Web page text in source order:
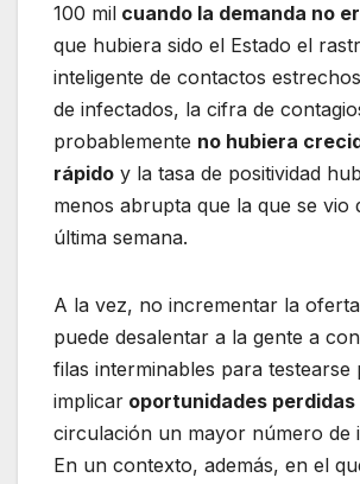
100 mil cuando la demanda no
que hubiera sido el Estado el
inteligente de contactos estrechos
de infectados, la cifra de
probablemente no hubiera
rápido y la tasa de positividad
menos abrupta que la que se vio
última semana.
A la vez, no incrementar la
puede desalentar a la gente a
filas interminables para testearse
implicar oportunidades perdidas
circulación un mayor número de
En un contexto, además, en el